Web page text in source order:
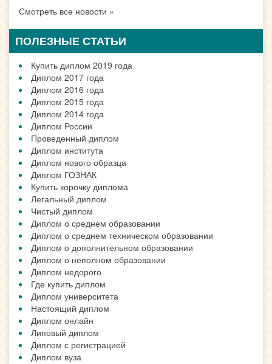
Смотреть все новости »
ПОЛЕЗНЫЕ СТАТЬИ
Купить диплом 2019 года
Диплом 2017 года
Диплом 2016 года
Диплом 2015 года
Диплом 2014 года
Диплом России
Проведенный диплом
Диплом института
Диплом нового образца
Диплом ГОЗНАК
Купить корочку диплома
Легальный диплом
Чистый диплом
Диплом о среднем образовании
Диплом о среднем техническом образовании
Диплом о дополнительном образовании
Диплом о неполном образовании
Диплом недорого
Где купить диплом
Диплом университета
Настоящий диплом
Диплом онлайн
Липовый диплом
Диплом с регистрацией
Диплом вуза